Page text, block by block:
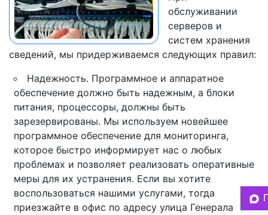
обслуживании
серверов и
систем хранения
сведений, мы придерживаемся следующих правил:
Надежность. Программное и аппаратное
обеспечение должно быть надежным, а блоки
питания, процессоры, должны быть
зарезервированы. Мы используем новейшее
программное обеспечение для мониторинга,
которое быстро информирует нас о любых
проблемах и позволяет реализовать оперативные
меры для их устранения. Если вы хотите
воспользоваться нашими услугами, тогда
приезжайте в офис по адресу улица Генерала